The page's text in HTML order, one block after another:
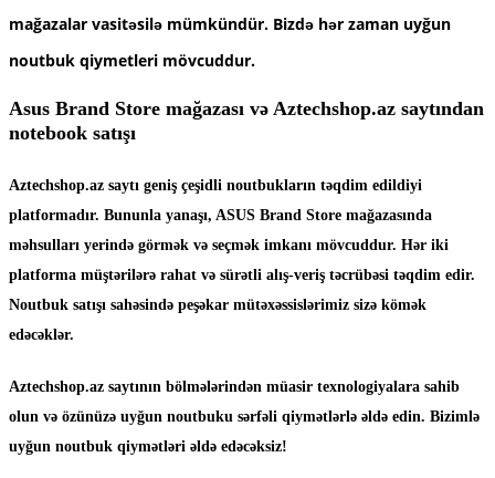
mağazalar vasitəsilə mümkündür. Bizdə hər zaman uyğun
noutbuk qiymetleri mövcuddur.
Asus Brand Store mağazası və Aztechshop.az saytından
notebook satışı
Aztechshop.az saytı geniş çeşidli noutbukların təqdim edildiyi
platformadır. Bununla yanaşı, ASUS Brand Store mağazasında
məhsulları yerində görmək və seçmək imkanı mövcuddur. Hər iki
platforma müştərilərə rahat və sürətli alış-veriş təcrübəsi təqdim edir.
Noutbuk satışı sahəsində peşəkar mütəxəssislərimiz sizə kömək
edəcəklər.
Aztechshop.az saytının bölmələrindən müasir texnologiyalara sahib
olun və özünüzə uyğun noutbuku sərfəli qiymətlərlə əldə edin. Bizimlə
uyğun noutbuk qiymətləri əldə edəcəksiz!